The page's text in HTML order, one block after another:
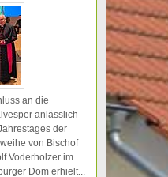
an die
anlässlich
der
von Bischof
Voderholzer im
Dom erhielt...